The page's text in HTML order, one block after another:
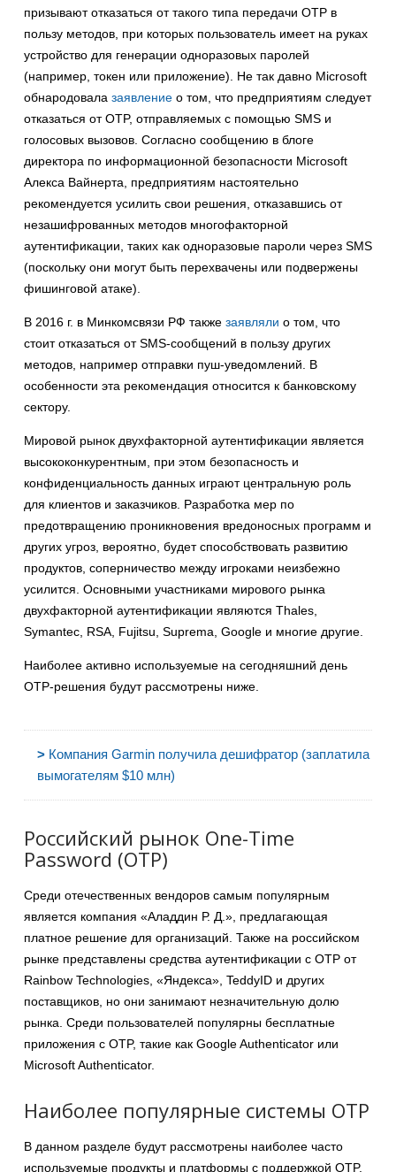
призывают отказаться от такого типа передачи OTP в
пользу методов, при которых пользователь имеет на руках
устройство для генерации одноразовых паролей
(например, токен или приложение). Не так давно Microsoft
обнародовала заявление о том, что предприятиям следует
отказаться от OTP, отправляемых с помощью SMS и
голосовых вызовов. Согласно сообщению в блоге
директора по информационной безопасности Microsoft
Алекса Вайнерта, предприятиям настоятельно
рекомендуется усилить свои решения, отказавшись от
незашифрованных методов многофакторной
аутентификации, таких как одноразовые пароли через SMS
(поскольку они могут быть перехвачены или подвержены
фишинговой атаке).
В 2016 г. в Минкомсвязи РФ также заявляли о том, что
стоит отказаться от SMS-сообщений в пользу других
методов, например отправки пуш-уведомлений. В
особенности эта рекомендация относится к банковскому
сектору.
Мировой рынок двухфакторной аутентификации является
высококонкурентным, при этом безопасность и
конфиденциальность данных играют центральную роль
для клиентов и заказчиков. Разработка мер по
предотвращению проникновения вредоносных программ и
других угроз, вероятно, будет способствовать развитию
продуктов, соперничество между игроками неизбежно
усилится. Основными участниками мирового рынка
двухфакторной аутентификации являются Thales,
Symantec, RSA, Fujitsu, Suprema, Google и многие другие.
Наиболее активно используемые на сегодняшний день
OTP-решения будут рассмотрены ниже.
> Компания Garmin получила дешифратор (заплатила
вымогателям $10 млн)
Российский рынок One-Time
Password (OTP)
Среди отечественных вендоров самым популярным
является компания «Аладдин Р. Д.», предлагающая
платное решение для организаций. Также на российском
рынке представлены средства аутентификации с OTP от
Rainbow Technologies, «Яндекса», TeddyID и других
поставщиков, но они занимают незначительную долю
рынка. Среди пользователей популярны бесплатные
приложения с OTP, такие как Google Authenticator или
Microsoft Authenticator.
Наиболее популярные системы OTP
В данном разделе будут рассмотрены наиболее часто
используемые продукты и платформы с поддержкой OTP,